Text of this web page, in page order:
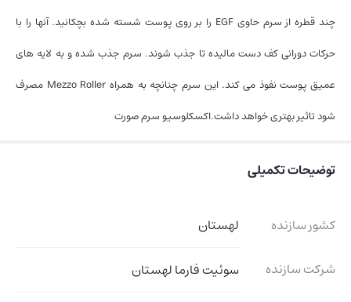
چند قطره از سرم حاوی EGF را بر روی پوست شسته شده بچکانید. آنها را با
حرکات دورانی کف دست مالیده تا جذب شوند. سرم جذب شده و به لایه های
عمیق پوست نفوذ می کند. این سرم چنانچه به همراه Mezzo Roller مصرف
شود تاثیر بهتری خواهد داشت.اکسکلوسیو سرم صورت
توضیحات تکمیلی
کشور سازنده
لهستان
شرکت سازنده
سوئیت فارما لهستان